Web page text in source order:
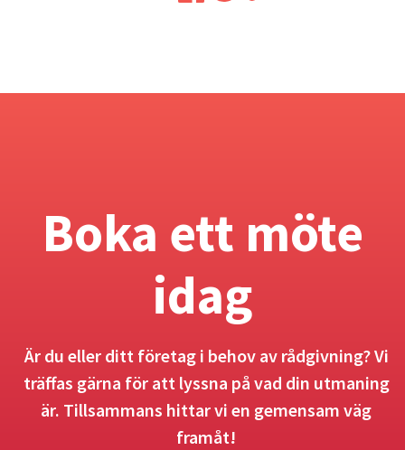
Boka ett möte
idag
Är du eller ditt företag i behov av rådgivning? Vi
träffas gärna för att lyssna på vad din utmaning
är. Tillsammans hittar vi en gemensam väg
framåt!